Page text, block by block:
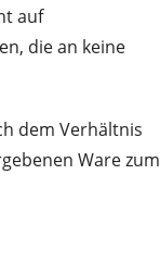
auf
die an keine
dem Verhältnis
Ware zum